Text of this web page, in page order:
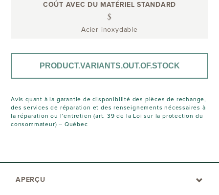
COÛT AVEC DU MATÉRIEL STANDARD
$
Acier inoxydable
PRODUCT.VARIANTS.OUT.OF.STOCK
Avis quant à la garantie de disponibilité des pièces de rechange,
des services de réparation et des renseignements nécessaires à
la réparation ou l’entretien (art. 39 de la Loi sur la protection du
consommateur) – Québec
APERÇU